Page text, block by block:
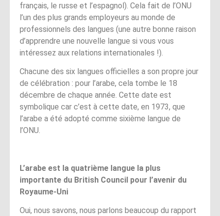
français, le russe et l’espagnol). Cela fait de l’ONU
l’un des plus grands employeurs au monde de
professionnels des langues (une autre bonne raison
d’apprendre une nouvelle langue si vous vous
intéressez aux relations internationales !).
Chacune des six langues officielles a son propre jour
de célébration : pour l’arabe, cela tombe le 18
décembre de chaque année. Cette date est
symbolique car c’est à cette date, en 1973, que
l’arabe a été adopté comme sixième langue de
l’ONU.
L’arabe est la quatrième langue la plus
importante du British Council pour l’avenir du
Royaume-Uni
Oui, nous savons, nous parlons beaucoup du rapport